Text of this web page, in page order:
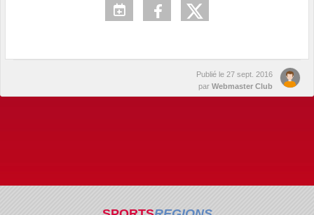
Publié le 27 sept. 2016
par Webmaster Club